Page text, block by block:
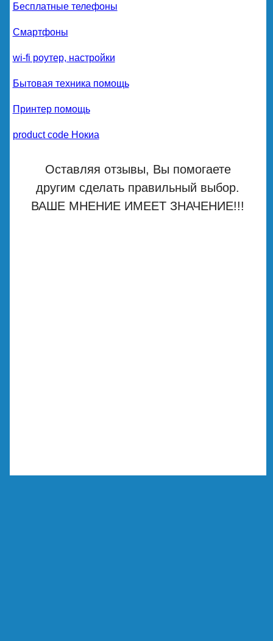
Бесплатные телефоны
Смартфоны
wi-fi роутер, настройки
Бытовая техника помощь
Принтер помощь
product code Нокиа
Оставляя отзывы, Вы помогаете
другим сделать правильный выбор.
ВАШЕ МНЕНИЕ ИМЕЕТ ЗНАЧЕНИЕ!!!